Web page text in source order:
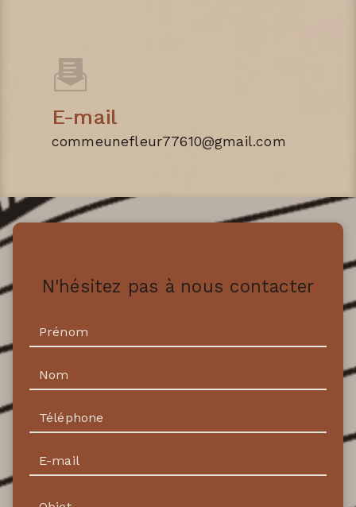
E-mail
commeunefleur77610@gmail.com
N'hésitez pas à nous contacter